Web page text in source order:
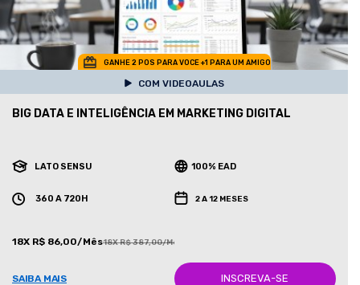
GANHE 2 POS PARA VOCE +1 PARA UM AMIGO
COM VIDEOAULAS
BIG DATA E INTELIGÊNCIA EM MARKETING DIGITAL
LATO SENSU 100% EAD
360 A 720H 2 A 12 MESES
18X R$ 86,00/Mês18X R$ 387,00/Mês
SAIBA MAIS INSCREVA-SE